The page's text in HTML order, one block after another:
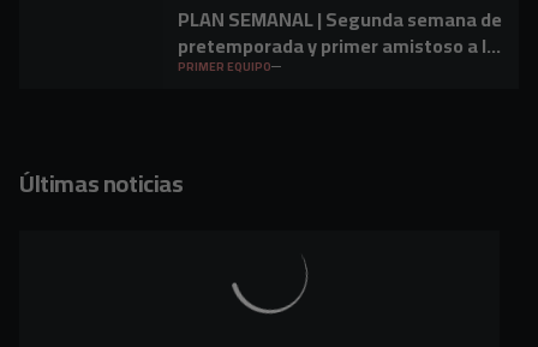
PLAN SEMANAL | Segunda semana de
pretemporada y primer amistoso a la
vista
PRIMER EQUIPO
Últimas noticias